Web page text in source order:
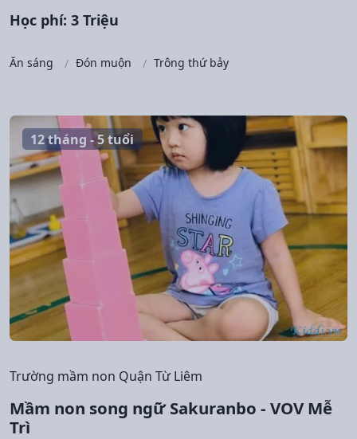
Học phí: 3 Triệu
Ăn sáng Đón muộn Trông thứ bảy
12 tháng - 5 tuổi
Trường mầm non Quận Từ Liêm
Mầm non song ngữ Sakuranbo - VOV Mễ
Trì